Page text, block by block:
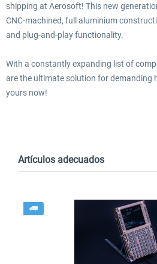
shipping at Aerosoft! This new
CNC-machined, full aluminium
and plug-and-play functionality.
With a constantly expanding list of
are the ultimate solution for demanding
yours now!
Artículos adecuados